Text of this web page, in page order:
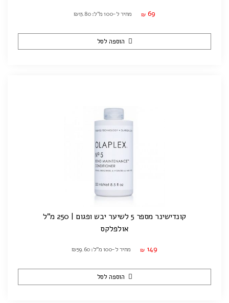
₪ 69 מחיר ל-100 מ"ל: ₪13.80
הוספה לסל
קונדישינר מספר 5 לשיער יבש ופגום | 250 מ"ל
אולפלקס
₪ 149 מחיר ל-100 מ"ל: ₪59.60
הוספה לסל